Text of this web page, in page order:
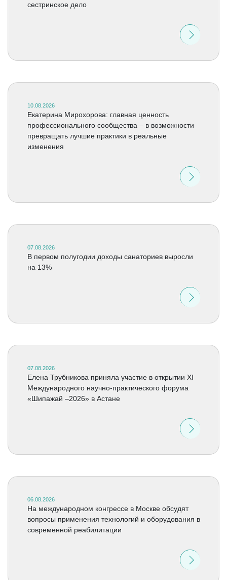
сестринское дело
10.08.2026
Екатерина Мирохорова: главная ценность
профессионального сообщества – в возможности
превращать лучшие практики в реальные
изменения
07.08.2026
В первом полугодии доходы санаториев выросли
на 13%
07.08.2026
Елена Трубникова приняла участие в открытии XI
Международного научно-практического форума
«Шипажай –2026» в Астане
06.08.2026
На международном конгрессе в Москве обсудят
вопросы применения технологий и оборудования в
современной реабилитации